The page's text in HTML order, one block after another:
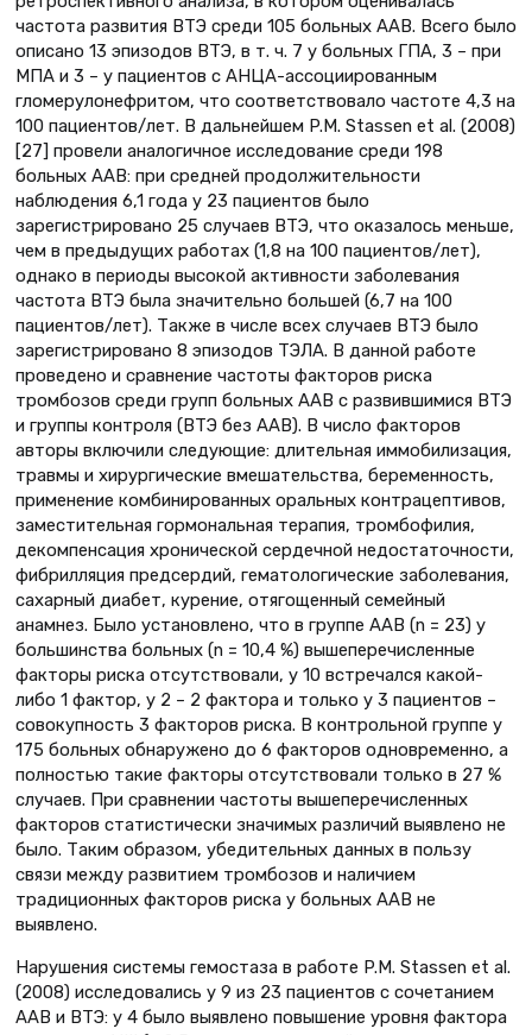
частота развития ВТЭ среди 105 больных ААВ. Всего было
описано 13 эпизодов ВТЭ, в т. ч. 7 у больных ГПА, 3 – при
МПА и 3 – у пациентов с АНЦА-ассоциированным
гломерулонефритом, что соответствовало частоте 4,3 на
100 пациентов/лет. В дальнейшем P.M. Stassen et al. (2008)
[27] провели аналогичное исследование среди 198
больных ААВ: при средней продолжительности
наблюдения 6,1 года у 23 пациентов было
зарегистрировано 25 случаев ВТЭ, что оказалось меньше,
чем в предыдущих работах (1,8 на 100 пациентов/лет),
однако в периоды высокой активности заболевания
частота ВТЭ была значительно большей (6,7 на 100
пациентов/лет). Также в числе всех случаев ВТЭ было
зарегистрировано 8 эпизодов ТЭЛА. В данной работе
проведено и сравнение частоты факторов риска
тромбозов среди групп больных ААВ с развившимися ВТЭ
и группы контроля (ВТЭ без ААВ). В число факторов
авторы включили следующие: длительная иммобилизация,
травмы и хирургические вмешательства, беременность,
применение комбинированных оральных контрацептивов,
заместительная гормональная терапия, тромбофилия,
декомпенсация хронической сердечной недостаточности,
фибрилляция предсердий, гематологические заболевания,
сахарный диабет, курение, отягощенный семейный
анамнез. Было установлено, что в группе ААВ (n = 23) у
большинства больных (n = 10,4 %) вышеперечисленные
факторы риска отсутствовали, у 10 встречался какой-
либо 1 фактор, у 2 – 2 фактора и только у 3 пациентов –
совокупность 3 факторов риска. В контрольной группе у
175 больных обнаружено до 6 факторов одновременно, а
полностью такие факторы отсутствовали только в 27 %
случаев. При сравнении частоты вышеперечисленных
факторов статистически значимых различий выявлено не
было. Таким образом, убедительных данных в пользу
связи между развитием тромбозов и наличием
традиционных факторов риска у больных ААВ не
выявлено.
Нарушения системы гемостаза в работе P.M. Stassen et al.
(2008) исследовались у 9 из 23 пациентов с сочетанием
ААВ и ВТЭ: у 4 было выявлено повышение уровня фактора